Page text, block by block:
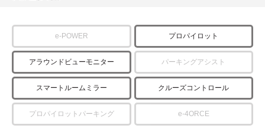
e-POWER プロパイロット
アラウンドビューモニター パーキングアシスト
スマートルームミラー クルーズコントロール
プロパイロットパーキング e-4ORCE